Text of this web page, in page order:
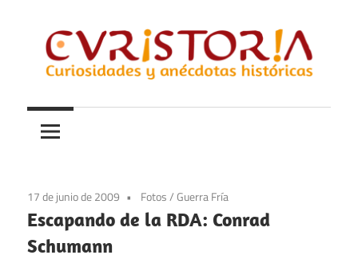
contenido
Curistoria
y
anécdotas
historia
17 de junio de 2009 Fotos/Guerra Fría
Escapando de la RDA: Conrad
Schumann